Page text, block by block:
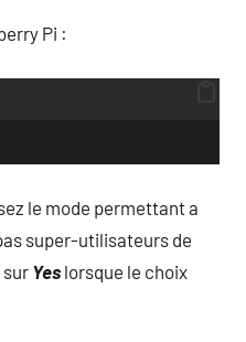
Pi :
le mode permettant a
super-utilisateurs de
Yes lorsque le choix